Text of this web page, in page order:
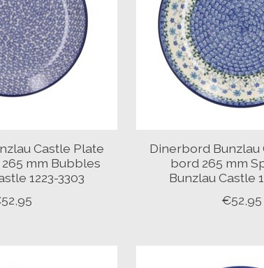
Castle Plate
mm Bubbles
1223-3303
Dinerbord Bunzlau
bord 265 mm
Bunzlau Castle
€52,95